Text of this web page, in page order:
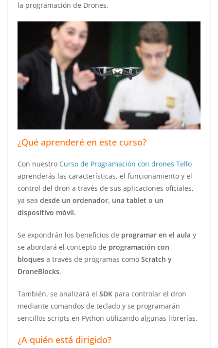
la programación de Drones.
¿Qué aprenderé en este curso?
Con nuestro Curso de Programación con drones Tello
aprenderás las características, el funcionamiento y el
control del dron a través de sus aplicaciones oficiales,
ya sea desde un ordenador, una tablet o un
dispositivo móvil.
Se expondrán los beneficios de programar en el aula y
se abordará el concepto de programación con
bloques a través de programas como Scratch y
DroneBlocks.
También, se analizará el SDK para controlar el dron
mediante comandos de teclado y se programarán
sencillos scripts en Python utilizando algunas librerías.
¿A quién está dirigido?